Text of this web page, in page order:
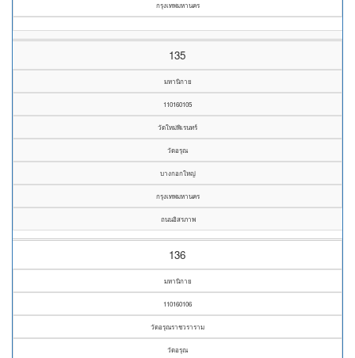
กรุงเทพมหานคร
135
มหานิกาย
110160105
วัดใหม่พิเรนทร์
วัดอรุณ
บางกอกใหญ่
กรุงเทพมหานคร
ถนนอิสรภาพ
136
มหานิกาย
110160106
วัดอรุณราชวราราม
วัดอรุณ